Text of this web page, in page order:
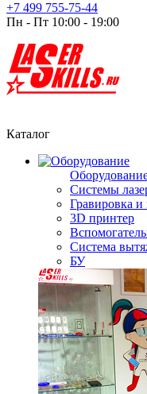
+7 499 755-75-44
Пн - Пт 10:00 - 19:00
Каталог
Системы
Гравировка и
3D принтер
Система
БУ